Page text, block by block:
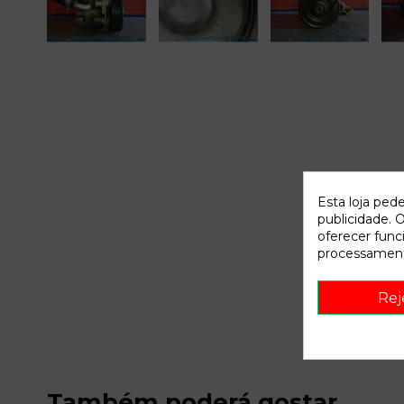
Esta loja
publicidade.
oferecer